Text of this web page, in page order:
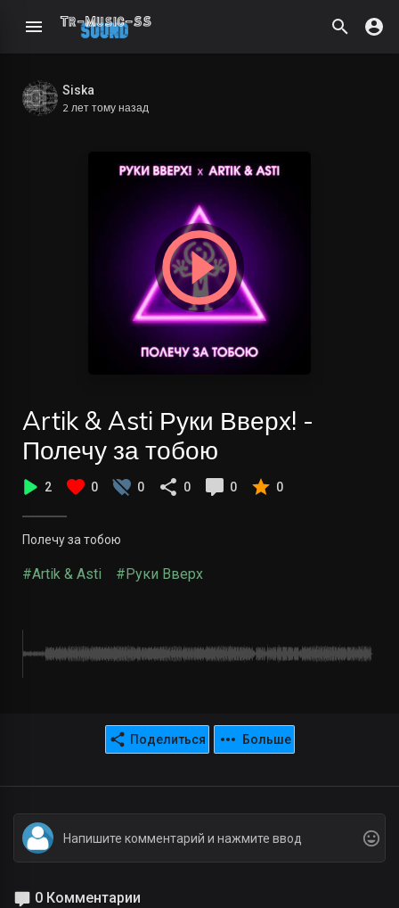
Siska
2 лет тому назад
Artik & Asti Руки Вверх! -
Полечу за тобою
2 0 0 0 0 0
Полечу за тобою
#Artik & Asti #Руки Вверх
Поделиться Больше
0 Комментарии